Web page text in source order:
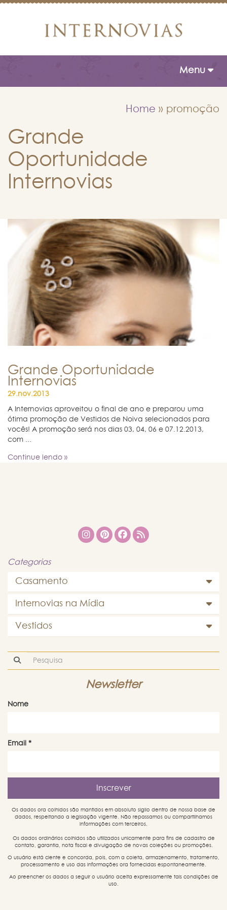
Toggle
Menu
Home » promoção
Grande
Oportunidade
Internovias
Grande Oportunidade
Internovias
29.nov.2013
A Internovias aproveitou o final de ano e preparou uma
ótima promoção de Vestidos de Noiva selecionados para
vocês! A promoção será nos dias 03, 04, 06 e 07.12.2013,
com ...
Continue lendo »
Categorias
Casamento
Internovias na Mídia
Vestidos
Newsletter
Nome
Email *
Os dados ora colhidos são mantidos em absoluto sigilo dentro de nossa base de
dados, respeitando a legislação vigente. Não repassamos ou compartilhamos
informações com terceiros.
Os dados ordinários colhidos são utilizados unicamente para fins de cadastro de
contato, garantia, nota fiscal e divulgação de novas coleções ou promoções.
O usuário está ciente e concorda, pois, com a coleta, armazenamento, tratamento,
processamento e uso das informações ora fornecidas espontaneamente.
Ao preencher os dados a seguir o usuário aceita expressamente tais condições de
uso.